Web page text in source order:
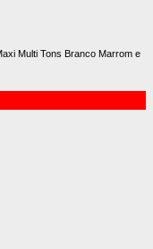
Multi Tons Branco Marrom e